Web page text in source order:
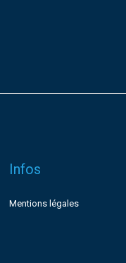
Infos
Mentions légales